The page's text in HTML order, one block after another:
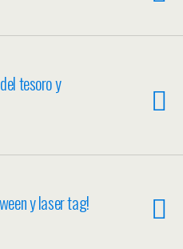
tesoro y
y laser tag!